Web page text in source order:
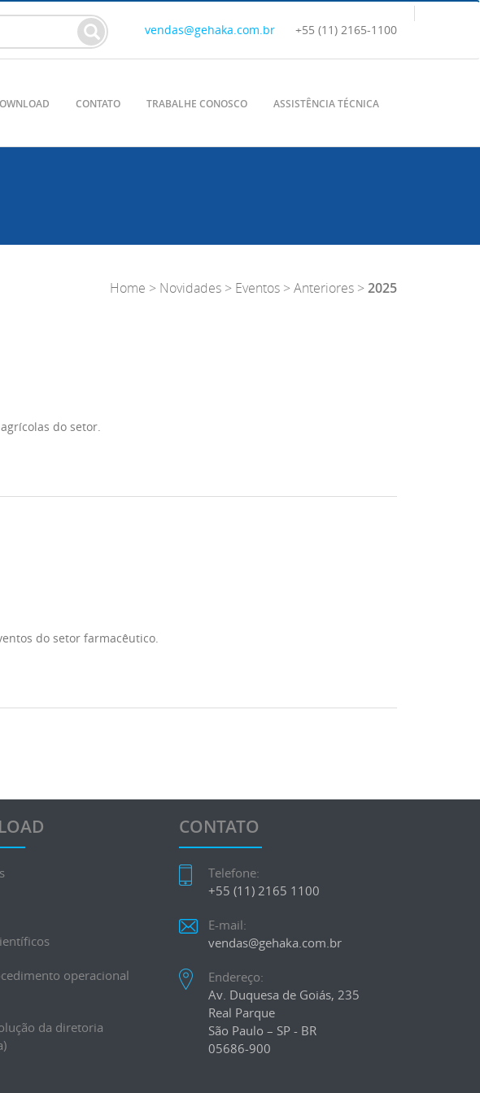
+55 (11) 2165-1100
vendas@gehaka.com.br
CONTATO TRABALHE CONOSCO ASSISTÊNCIA TÉCNICA
Home > Novidades > Eventos > Anteriores >2025
do setor.
do setor farmacêutico.
operacional
da diretoria
CONTATO
Telefone:
+55 (11) 2165 1100
E-mail:
vendas@gehaka.com.br
Endereço:
Av. Duquesa de Goiás, 235
Real Parque
São Paulo – SP - BR
05686-900